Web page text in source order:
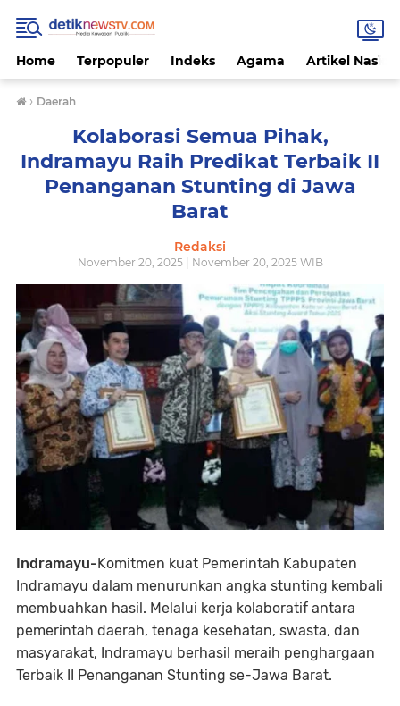
Home Terpopuler Indeks Agama Artikel
› Daerah
Kolaborasi Semua Pihak,
Indramayu Raih Predikat Terbaik II
Penanganan Stunting di Jawa
Barat
Redaksi
November 20, 2025 | November 20, 2025 WIB
Indramayu-Komitmen kuat Pemerintah Kabupaten
Indramayu dalam menurunkan angka stunting kembali
membuahkan hasil. Melalui kerja kolaboratif antara
pemerintah daerah, tenaga kesehatan, swasta, dan
masyarakat, Indramayu berhasil meraih penghargaan
Terbaik II Penanganan Stunting se-Jawa Barat.